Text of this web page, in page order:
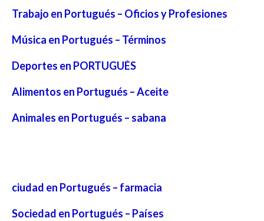
Trabajo en Portugués – Oficios y Profesiones
Música en Portugués – Términos
Deportes en PORTUGUÉS
Alimentos en Portugués – Aceite
Animales en Portugués – sabana
ciudad en Portugués – farmacia
Sociedad en Portugués – Países